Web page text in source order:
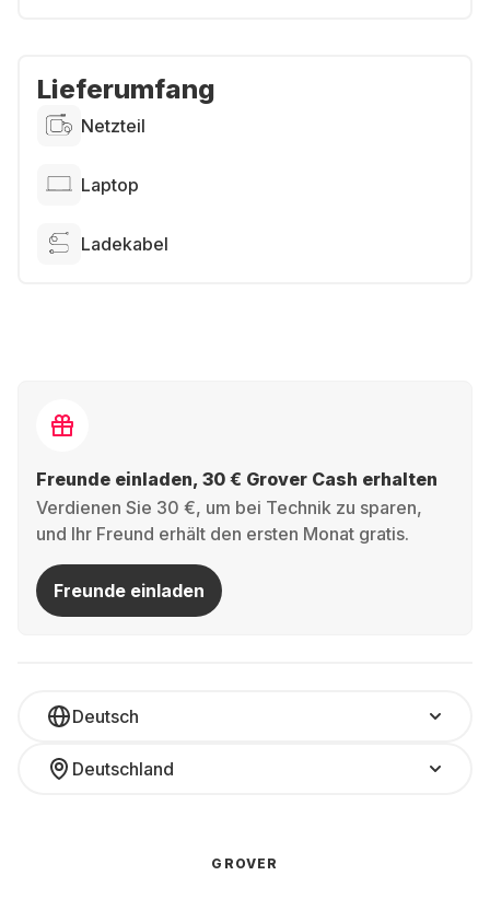
Lieferumfang
Netzteil
Laptop
Ladekabel
Freunde einladen, 30 € Grover Cash erhalten
Verdienen Sie 30 €, um bei Technik zu sparen,
und Ihr Freund erhält den ersten Monat gratis.
Freunde einladen
Deutsch
Deutschland
GROVER